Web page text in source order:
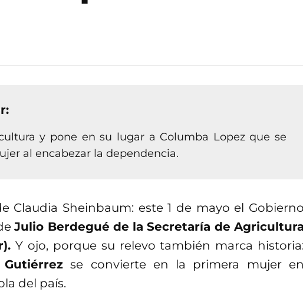
y pone en su lugar a Columba Lopez que se
al encabezar la dependencia.
Claudia Sheinbaum: este 1 de mayo el Gobierno
Julio Berdegué de la Secretaría de Agricultura
Y ojo, porque su relevo también marca historia:
se convierte en la primera mujer en
del país.